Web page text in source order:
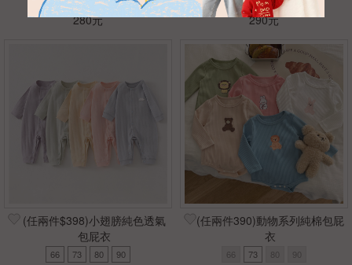
280元 290元
(任兩件$398)小翅膀純色透氣
包屁衣
66 73 80 90
(任兩件390)動物系列純棉包屁
衣
73 80